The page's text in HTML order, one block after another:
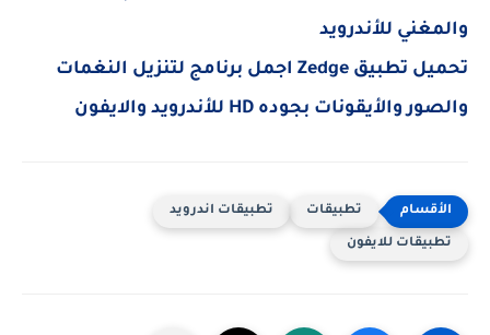
والمغني للأندرويد
تحميل تطبيق Zedge اجمل برنامج لتنزيل النغمات
والصور والأيقونات بجوده HD للأندرويد والايفون
تطبيقات تطبيقات اندرويد
تطبيقات للايفون